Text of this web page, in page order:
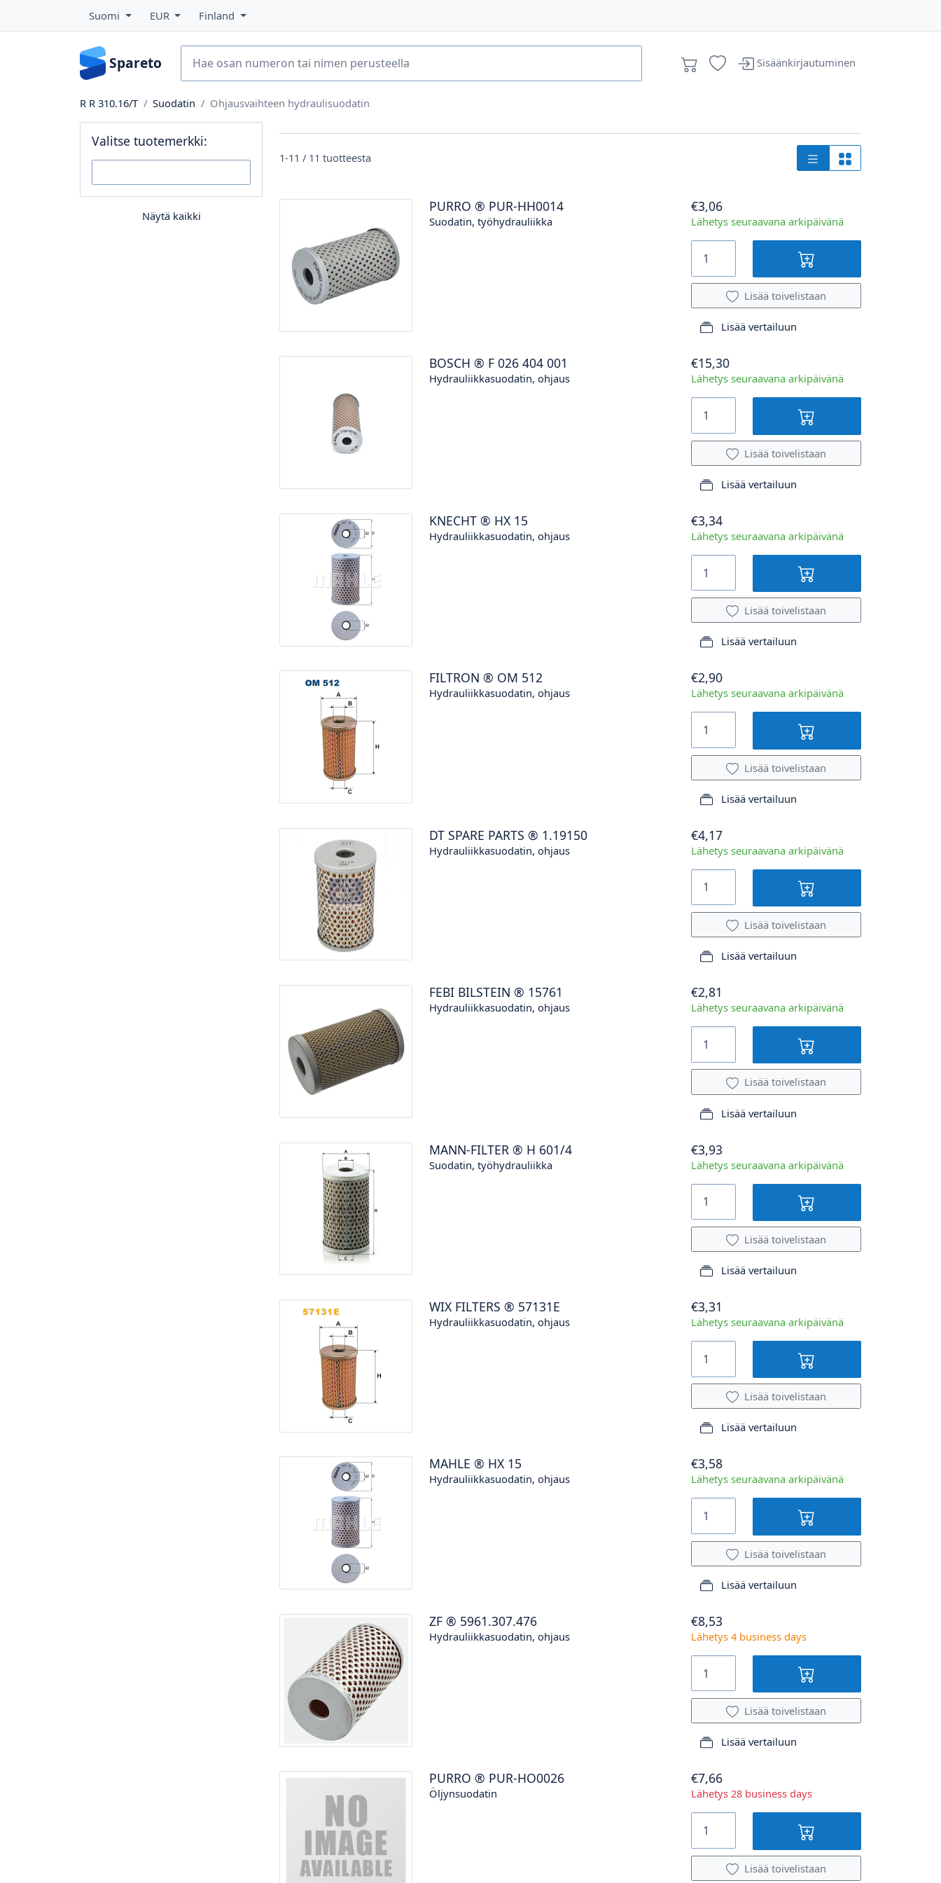
Suomi EUR Finland
Spareto Sisäänkirjautuminen
R R 310.16/T Suodatin Ohjausvaihteen hydraulisuodatin
Valitse tuotemerkki:
Näytä kaikki
1-11 / 11 tuotteesta
PURRO ® PUR-HH0014
Suodatin, työhydrauliikka
€3,06
Lähetys seuraavana arkipäivänä
Lisää toivelistaan
Lisää vertailuun
BOSCH ® F 026 404 001
Hydrauliikkasuodatin, ohjaus
€15,30
Lähetys seuraavana arkipäivänä
Lisää toivelistaan
Lisää vertailuun
KNECHT® HX 15
Hydrauliikkasuodatin, ohjaus
€3,34
Lähetys seuraavana arkipäivänä
Lisää toivelistaan
Lisää vertailuun
FILTRON ® OM 512
Hydrauliikkasuodatin, ohjaus
€2,90
Lähetys seuraavana arkipäivänä
Lisää toivelistaan
Lisää vertailuun
DT SPARE PARTS ® 1.19150
Hydrauliikkasuodatin, ohjaus
€4,17
Lähetys seuraavana arkipäivänä
Lisää toivelistaan
Lisää vertailuun
FEBI BILSTEIN ® 15761
Hydrauliikkasuodatin, ohjaus
€2,81
Lähetys seuraavana arkipäivänä
Lisää toivelistaan
Lisää vertailuun
MANN-FILTER ® H 601/4
Suodatin, työhydrauliikka
€3,93
Lähetys seuraavana arkipäivänä
Lisää toivelistaan
Lisää vertailuun
WIX FILTERS ® 57131E
Hydrauliikkasuodatin, ohjaus
€3,31
Lähetys seuraavana arkipäivänä
Lisää toivelistaan
Lisää vertailuun
MAHLE ® HX 15
Hydrauliikkasuodatin, ohjaus
€3,58
Lähetys seuraavana arkipäivänä
Lisää toivelistaan
Lisää vertailuun
ZF® 5961.307.476
Hydrauliikkasuodatin, ohjaus
€8,53
Lähetys 4 business days
Lisää toivelistaan
Lisää vertailuun
PURRO ® PUR-HO0026
Öljynsuodatin
€7,66
Lähetys 28 business days
Lisää toivelistaan